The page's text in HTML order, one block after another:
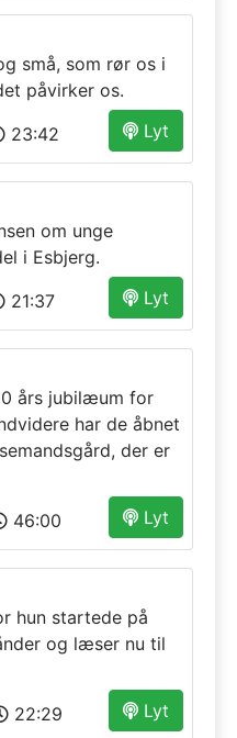
små, som rør os i
påvirker os.
Lyt
23:42
om unge
i Esbjerg.
Lyt
21:37
års jubilæum for
har de åbnet
der er
Lyt
46:00
hun startede på
og læser nu til
Lyt
22:29